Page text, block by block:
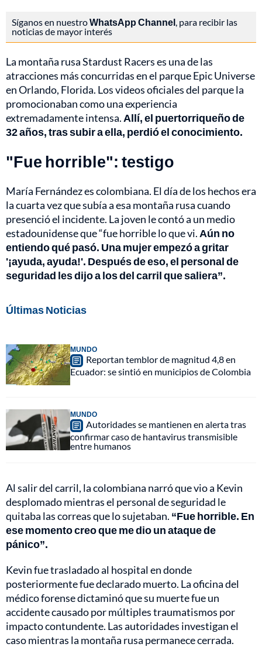
Síganos en nuestroWhatsApp Channel , para recibir las
noticias de mayor interés
La montaña rusa Stardust Racers es una de las
atracciones más concurridas en el parque Epic Universe
en Orlando, Florida. Los videos oficiales del parque la
promocionaban como una experiencia
extremadamente intensa. Allí, el puertorriqueño de
32 años, tras subir a ella, perdió el conocimiento.
"Fue horrible": testigo
María Fernández es colombiana. El día de los hechos era
la cuarta vez que subía a esa montaña rusa cuando
presenció el incidente. La joven le contó a un medio
estadounidense que “fue horrible lo que vi. Aún no
entiendo qué pasó. Una mujer empezó a gritar
'¡ayuda, ayuda!'. Después de eso, el personal de
seguridad les dijo a los del carril que saliera”.
Últimas Noticias
MUNDO
Reportan temblor de magnitud 4,8 en
Ecuador: se sintió en municipios de Colombia
MUNDO
Autoridades se mantienen en alerta tras
confirmar caso de hantavirus transmisible
entre humanos
Al salir del carril, la colombiana narró que vio a Kevin
desplomado mientras el personal de seguridad le
quitaba las correas que lo sujetaban. “Fue horrible. En
ese momento creo que me dio un ataque de
pánico”.
Kevin fue trasladado al hospital en donde
posteriormente fue declarado muerto. La oficina del
médico forense dictaminó que su muerte fue un
accidente causado por múltiples traumatismos por
impacto contundente. Las autoridades investigan el
caso mientras la montaña rusa permanece cerrada.